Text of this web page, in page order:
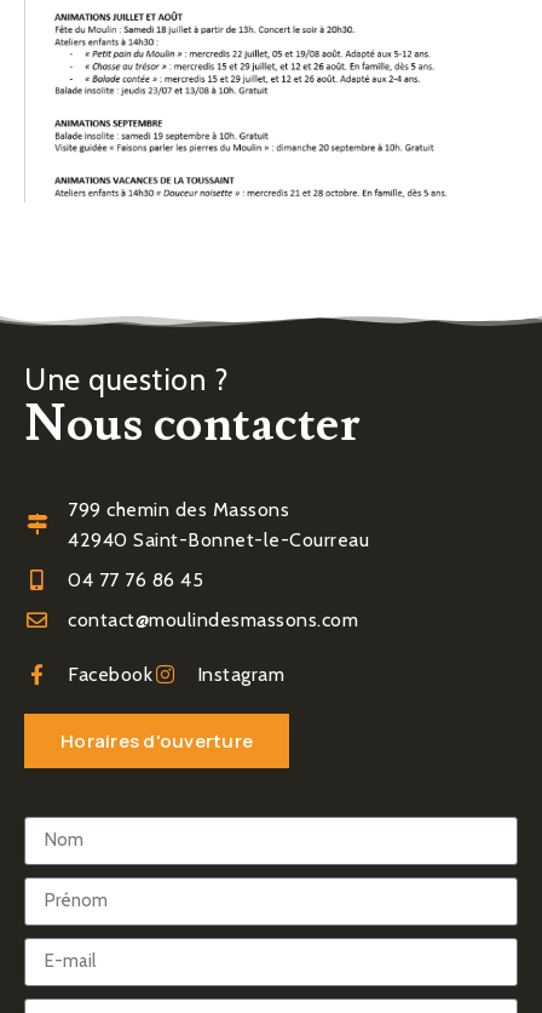
Une question ?
Nous contacter
799 chemin des Massons
42940 Saint-Bonnet-le-Courreau
04 77 76 86 45
contact@moulindesmassons.com
Facebook Instagram
Horaires d'ouverture